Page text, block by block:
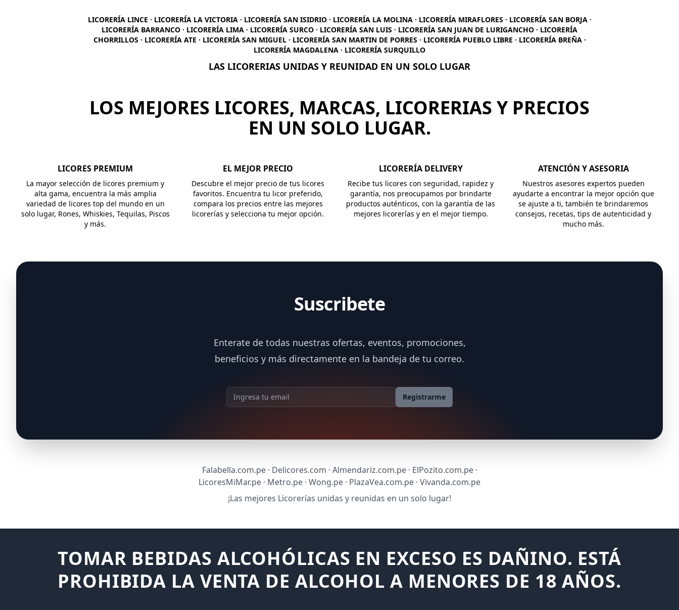
LICORERÍA LINCE · LICORERÍA LA VICTORIA · LICORERÍA SAN ISIDRIO · LICORERÍA LA MOLINA · LICORERÍA MIRAFLORES · LICORERÍA SAN BORJA ·
LICORERÍA BARRANCO · LICORERÍA LIMA · LICORERÍA SURCO · LICORERÍA SAN LUIS · LICORERÍA SAN JUAN DE LURIGANCHO · LICORERÍA
CHORRILLOS · LICORERÍA ATE · LICORERÍA SAN MIGUEL · LICORERÍA SAN MARTIN DE PORRES · LICORERÍA PUEBLO LIBRE · LICORERÍA BREÑA ·
LICORERÍA MAGDALENA · LICORERÍA SURQUILLO
LAS LICORERIAS UNIDAS Y REUNIDAD EN UN SOLO LUGAR
LOS MEJORES LICORES, MARCAS, LICORERIAS Y PRECIOS
EN UN SOLO LUGAR.
LICORES PREMIUM
La mayor selección de licores premium y
alta gama, encuentra la más amplia
variedad de licores top del mundo en un
solo lugar, Rones, Whiskies, Tequilas, Piscos
y más.
EL MEJOR PRECIO
Descubre el mejor precio de tus licores
favoritos. Encuentra tu licor preferido,
compara los precios entre las mejores
licorerías y selecciona tu mejor opción.
LICORERÍA DELIVERY
Recibe tus licores con seguridad, rapidez y
garantía, nos preocupamos por brindarte
productos auténticos, con la garantía de las
mejores licorerías y en el mejor tiempo.
ATENCIÓN Y ASESORIA
Nuestros asesores expertos pueden
ayudarte a encontrar la mejor opción que
se ajuste a ti, también te brindaremos
consejos, recetas, tips de autenticidad y
mucho más.
Suscribete
Enterate de todas nuestras ofertas, eventos, promociones,
beneficios y más directamente en la bandeja de tu correo.
Dirección de correo Registrarme
Falabella.com.pe · Delicores.com · Almendariz.com.pe · ElPozito.com.pe ·
LicoresMiMar.pe · Metro.pe · Wong.pe · PlazaVea.com.pe · Vivanda.com.pe
¡Las mejores Licorerías unidas y reunidas en un solo lugar!
TOMAR BEBIDAS ALCOHÓLICAS EN EXCESO ES DAÑINO. ESTÁ
PROHIBIDA LA VENTA DE ALCOHOL A MENORES DE 18 AÑOS.